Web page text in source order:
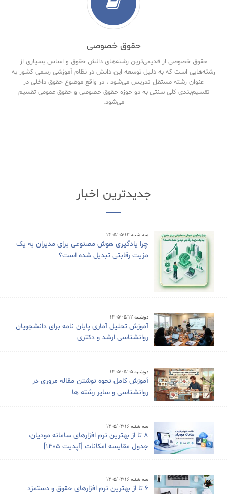
حقوق خصوصی
حقوق خصوصی از قدیمی‌ترین رشته‌های دانش حقوق و اساس بسیاری از
رشته‌هایی است که به دلیل توسعه این دانش در نظام آموزشی رسمی کشور به
عنوان رشته مستقل تدریس می‌شود ، در واقع موضوع حقوق داخلی در
تقسیم‌بندی کلی سنتی به دو حوزه حقوق خصوصی و حقوق‌ عمومی تقسیم
می‌شود.
جدیدترین اخبار
سه شنبه ۱۴۰۵/۰۵/۱۳
چرا یادگیری هوش مصنوعی برای مدیران به یک
مزیت رقابتی تبدیل شده است؟
دوشنبه ۱۴۰۵/۰۵/۱۲
آموزش تحلیل آماری پایان نامه برای دانشجویان
روانشناسی ارشد و دکتری
دوشنبه ۱۴۰۵/۰۵/۰۵
آموزش کامل نحوه نوشتن مقاله مروری در
روانشناسی و سایر رشته ها
سه شنبه ۱۴۰۵/۰۴/۱۶
8 تا از بهترین نرم افزارهای سامانه مودیان،
جدول مقایسه امکانات [آپدیت 1405]
سه شنبه ۱۴۰۵/۰۴/۱۶
6 تا از بهترین نرم افزارهای حقوق و دستمزد